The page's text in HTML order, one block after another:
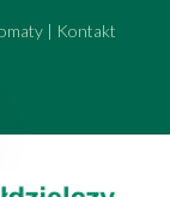
| Kontakt